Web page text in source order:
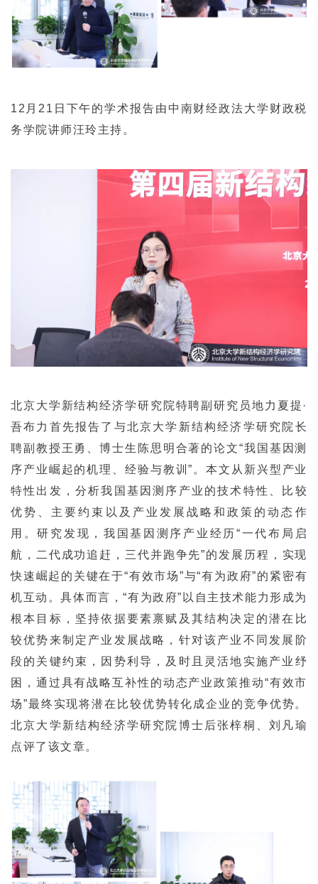
12月21日下午的学术报告由中南财经政法大学财政税
务学院讲师汪玲主持。
北京大学新结构经济学研究院特聘副研究员地力夏提·
吾布力首先报告了与北京大学新结构经济学研究院长
聘副教授王勇、博士生陈思明合著的论文“我国基因测
序产业崛起的机理、经验与教训”。本文从新兴型产业
特性出发，分析我国基因测序产业的技术特性、比较
优势、主要约束以及产业发展战略和政策的动态作
用。研究发现，我国基因测序产业经历“一代布局启
航，二代成功追赶，三代并跑争先”的发展历程，实现
快速崛起的关键在于“有效市场”与“有为政府”的紧密有
机互动。具体而言，“有为政府”以自主技术能力形成为
根本目标，坚持依据要素禀赋及其结构决定的潜在比
较优势来制定产业发展战略，针对该产业不同发展阶
段的关键约束，因势利导，及时且灵活地实施产业纾
困，通过具有战略互补性的动态产业政策推动“有效市
场”最终实现将潜在比较优势转化成企业的竞争优势。
北京大学新结构经济学研究院博士后张梓桐、刘凡瑜
点评了该文章。